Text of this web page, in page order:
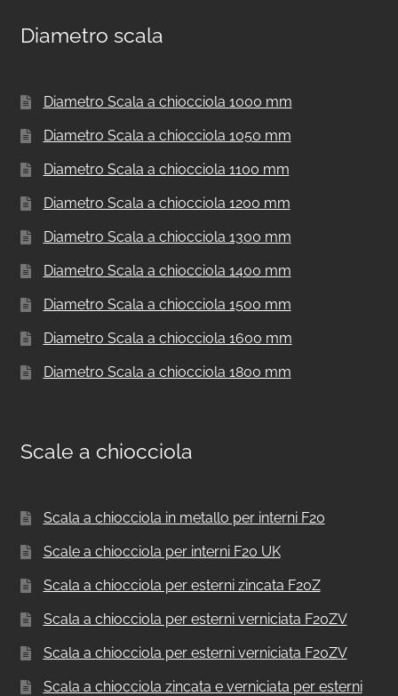
Diametro scala
Diametro Scala a chiocciola 1000 mm
Diametro Scala a chiocciola 1050 mm
Diametro Scala a chiocciola 1100 mm
Diametro Scala a chiocciola 1200 mm
Diametro Scala a chiocciola 1300 mm
Diametro Scala a chiocciola 1400 mm
Diametro Scala a chiocciola 1500 mm
Diametro Scala a chiocciola 1600 mm
Diametro Scala a chiocciola 1800 mm
Scale a chiocciola
Scala a chiocciola in metallo per interni F20
Scale a chiocciola per interni F20 UK
Scala a chiocciola per esterni zincata F20Z
Scala a chiocciola per esterni verniciata F20ZV
Scala a chiocciola per esterni verniciata F20ZV
Scala a chiocciola zincata e verniciata per esterni